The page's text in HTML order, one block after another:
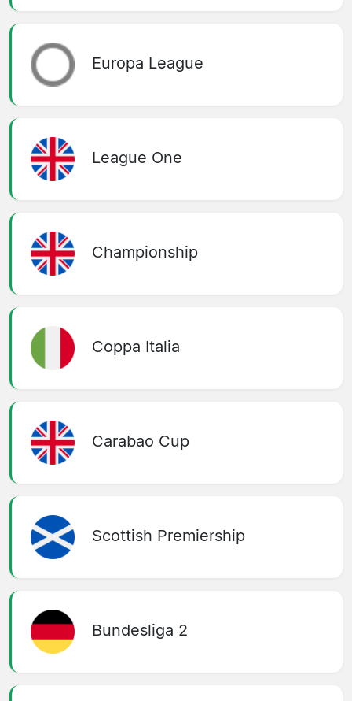
Europa League
League One
Championship
Coppa Italia
Carabao Cup
Scottish Premiership
Bundesliga 2